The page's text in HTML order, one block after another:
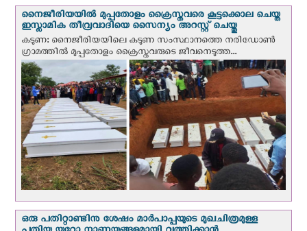
നൈജീരിയയില്‍ മുപ്പതോളം ക്രൈസ്തവരെ കൂട്ടക്കൊല ചെയ്ത
ഇസ്ലാമിക തീവ്രവാദിയെ സൈന്യം അറസ്റ്റ് ചെയ്തു
കടുണ: നൈജീരിയയിലെ കടുണ സംസ്ഥാനത്തെ നരിഡോൺ
ഗ്രാമത്തിൽ മുപ്പതോളം ക്രൈസ്തവരുടെ ജീവനെടുത്ത...
ഒരു പതിറ്റാണ്ടിനു ശേഷം മാർപാപ്പയുടെ മുഖചിത്രമുള്ള